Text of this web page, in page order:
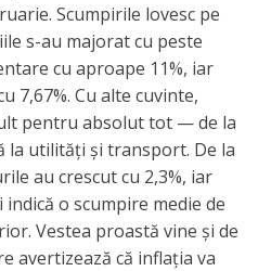
Scumpirile lovesc pe
s-au majorat cu peste
cu aproape 11%, iar
7,67%. Cu alte cuvinte,
pentru absolut tot — de la
la utilități și transport. De la
au crescut cu 2,3%, iar
o scumpire medie de
Vestea proastă vine și de
avertizează că inflația va